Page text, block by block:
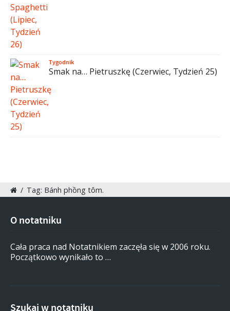
Tygodnik
Smak na… Pietruszkę (Czerwiec, Tydzień 25)
/ Tag: Bánh phồng tôm.
O notatniku
Cała praca nad Notatnikiem zaczęła się w 2006 roku.
Początkowo wynikało to …
Szukaj w notatniku